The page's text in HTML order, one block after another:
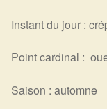
Instant du jour :
Point cardinal :
Saison : automne